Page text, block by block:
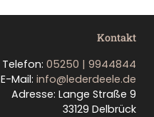
Kontakt
Telefon: 05250 | 9944844
E-Mail: info@lederdeele.de
Adresse: Lange Straße 9
33129 Delbrück